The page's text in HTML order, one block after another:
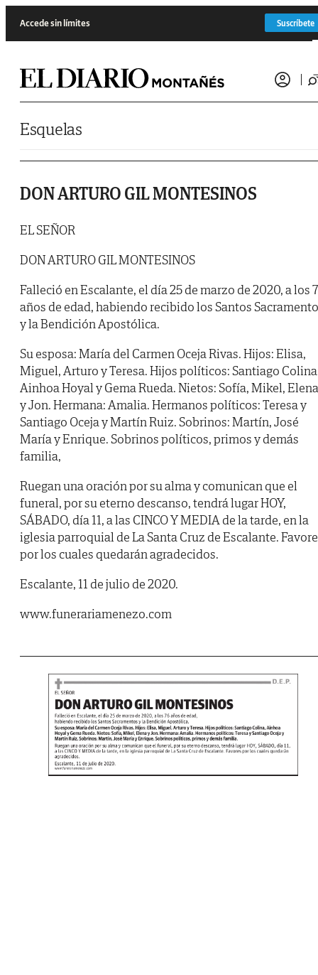
Accede sin límites Suscríbete
Esquelas
DON ARTURO GIL MONTESINOS
EL SEÑOR
DON ARTURO GIL MONTESINOS
Falleció en Escalante, el día 25 de marzo de 2020, a los
años de edad, habiendo recibido los Santos
y la Bendición Apostólica.
Su esposa: María del Carmen Oceja Rivas. Hijos: Elisa,
Miguel, Arturo y Teresa. Hijos políticos: Santiago
Ainhoa Hoyal y Gema Rueda. Nietos: Sofía, Mikel, Elena
y Jon. Hermana: Amalia. Hermanos políticos: Teresa y
Santiago Oceja y Martín Ruiz. Sobrinos: Martín, José
María y Enrique. Sobrinos políticos, primos y demás
familia,
Ruegan una oración por su alma y comunican que el
funeral, por su eterno descanso, tendrá lugar HOY,
SÁBADO, día 11, a las CINCO Y MEDIA de la tarde, en la
iglesia parroquial de La Santa Cruz de Escalante.
por los cuales quedarán agradecidos.
Escalante, 11 de julio de 2020.
www.funerariamenezo.com